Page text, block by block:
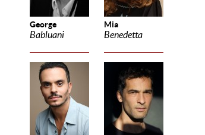
George
Babluani
Mia
Benedetta